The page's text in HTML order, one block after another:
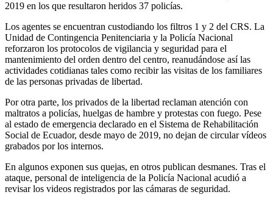
2019 en los que resultaron heridos 37 policías.
Los agentes se encuentran custodiando los filtros 1 y 2 del CRS. La
Unidad de Contingencia Penitenciaria y la Policía Nacional
reforzaron los protocolos de vigilancia y seguridad para el
mantenimiento del orden dentro del centro, reanudándose así las
actividades cotidianas tales como recibir las visitas de los familiares
de las personas privadas de libertad.
Por otra parte, los privados de la libertad reclaman atención con
maltratos a policías, huelgas de hambre y protestas con fuego. Pese
al estado de emergencia declarado en el Sistema de Rehabilitación
Social de Ecuador, desde mayo de 2019, no dejan de circular vídeos
grabados por los internos.
En algunos exponen sus quejas, en otros publican desmanes. Tras el
ataque, personal de inteligencia de la Policía Nacional acudió a
revisar los videos registrados por las cámaras de seguridad.